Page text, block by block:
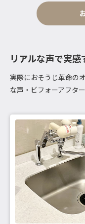
リアルな声で実感
実際におそうじ革命の
な声・ビフォーアフタ